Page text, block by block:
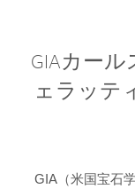
GIAカー
ェラッテ
GIA（米国宝石